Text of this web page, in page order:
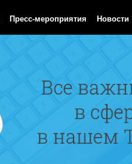
Пресс-мероприятия Новости